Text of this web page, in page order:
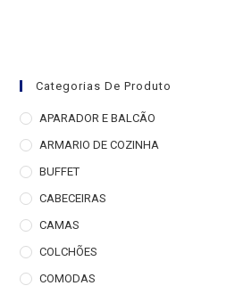
Categorias De Produto
APARADOR E BALCÃO
ARMARIO DE COZINHA
BUFFET
CABECEIRAS
CAMAS
COLCHÕES
COMODAS